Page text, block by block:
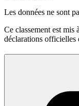
Les données ne sont
Ce classement est
déclarations officielles